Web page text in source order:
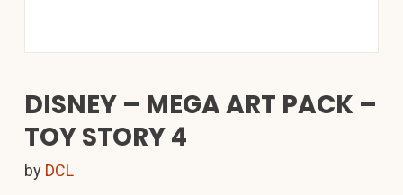
DISNEY – MEGA ART PACK –
TOY STORY 4
by DCL